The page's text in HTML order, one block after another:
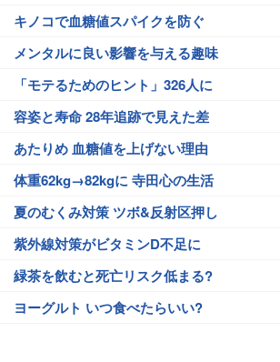
キノコで血糖値スパイクを防ぐ
メンタルに良い影響を与える趣味
「モテるためのヒント」326人に
容姿と寿命 28年追跡で見えた差
あたりめ 血糖値を上げない理由
体重62kg→82kgに 寺田心の生活
夏のむくみ対策 ツボ&反射区押し
紫外線対策がビタミンD不足に
緑茶を飲むと死亡リスク低まる?
ヨーグルト いつ食べたらいい?